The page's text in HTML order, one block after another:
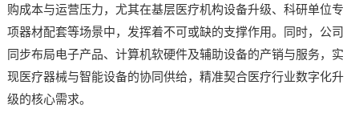
购成本与运营压力，尤其在基层医疗机构设备升级、科研单位专
项器材配套等场景中，发挥着不可或缺的支撑作用。同时，公司
同步布局电子产品、计算机软硬件及辅助设备的产销与服务，实
现医疗器械与智能设备的协同供给，精准契合医疗行业数字化升
级的核心需求。